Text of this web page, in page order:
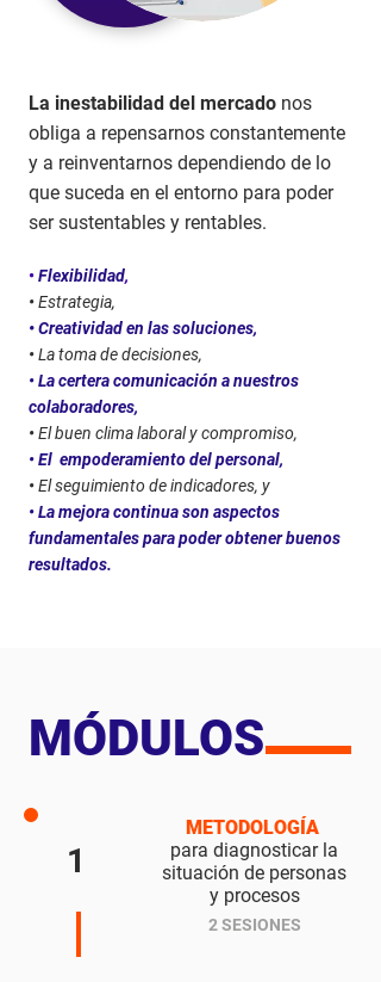
La inestabilidad del mercado nos
obliga a repensarnos constantemente
y a reinventarnos dependiendo de lo
que suceda en el entorno para poder
ser sustentables y rentables.
•Flexibilidad,
•Estrategia,
•Creatividad en las soluciones,
•La toma de decisiones,
• La certera comunicación a nuestros
colaboradores,
•El buen clima laboral y compromiso,
• El empoderamiento del personal,
•El seguimiento de indicadores, y
• La mejora continua son aspectos
fundamentales para poder obtener buenos
resultados.
MÓDULOS
1
METODOLOGÍA
para diagnosticar la
situación de personas
y procesos
2 SESIONES